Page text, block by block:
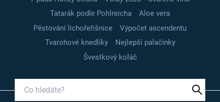
Tatarák podle Pohlreicha
Aloe vera
Pěstování lichořeřišnice
Výpočet ascendentu
Tvarohové knedlíky
Nejlepší palačinky
Švestkový koláč